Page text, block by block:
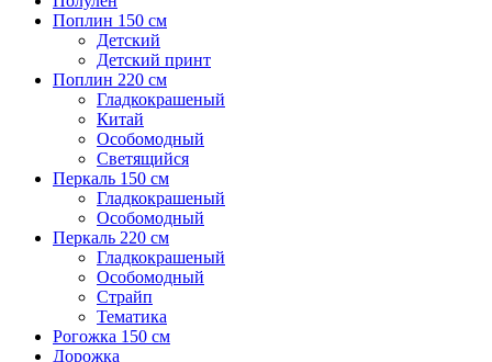
Поплин 150 см
Детский
Детский принт
Поплин 220 см
Гладкокрашеный
Китай
Особомодный
Светящийся
Перкаль 150 см
Гладкокрашеный
Особомодный
Перкаль 220 см
Гладкокрашеный
Особомодный
Страйп
Тематика
Рогожка 150 см
Дорожка